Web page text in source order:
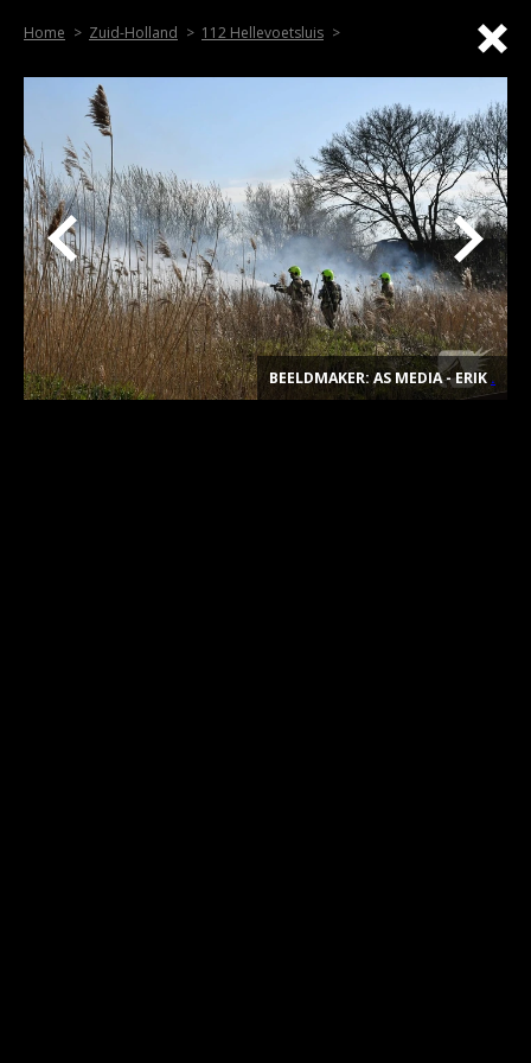
Home Zuid-Holland 112 Hellevoetsluis
BEELDMAKER: AS MEDIA - ERIK .